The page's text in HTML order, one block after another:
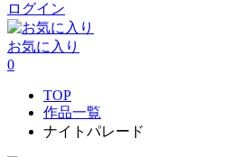
ログイン
お気に入り
0
TOP
作品一覧
ナイトパレード